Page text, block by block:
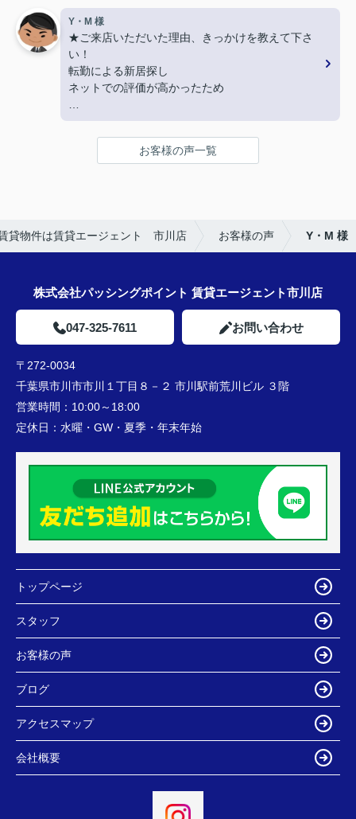
LINEでのコミュニケーションでやりやすい！
★担当者、または当店に一言お願い致します！
沢山LINEを送ってしまいましたが、
丁寧にご対応いただきありがとうございました‼
Y・M 様
★ご来店いただいた理由、きっかけを教えて下さ
い！
転勤による新居探し
ネットでの評価が高かったため
★お店の雰囲気や担当者の印象・対応はどうでした
明るく接しやすく、頼りになる方でした。
お客様の声一覧
貸物件は賃貸エージェント 市川店 お客様の声 Y・M 様
株式会社パッシングポイント 賃貸エージェント市川店
047-325-7611 お問い合わせ
〒272-0034
千葉県市川市市川１丁目８－２ 市川駅前荒川ビル ３階
営業時間： 10:00～18:00
定休日： 水曜・GW・夏季・年末年始
トップページ
スタッフ
お客様の声
ブログ
アクセスマップ
会社概要